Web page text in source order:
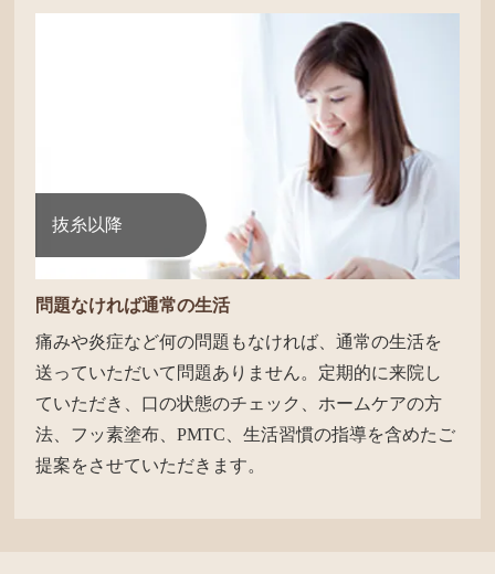
抜糸以降
問題なければ通常の生活
痛みや炎症など何の問題もなければ、通常の生活を
送っていただいて問題ありません。定期的に来院し
ていただき、口の状態のチェック、ホームケアの方
法、フッ素塗布、PMTC、生活習慣の指導を含めたご
提案をさせていただきます。